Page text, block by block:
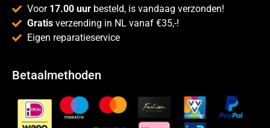
Voor 17.00 uur besteld, is vandaag verzonden!
Gratis verzending in NL vanaf €35,-!
Eigen reparatieservice
Betaalmethoden